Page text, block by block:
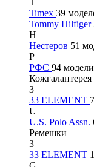
T
Timex 39
Tommy Hilfiger
Н
Нестеров 51
Р
РФС 94 модели
Кожгалантерея
3
33 ELEMENT
U
U.S. Polo Assn.
Ремешки
3
33 ELEMENT